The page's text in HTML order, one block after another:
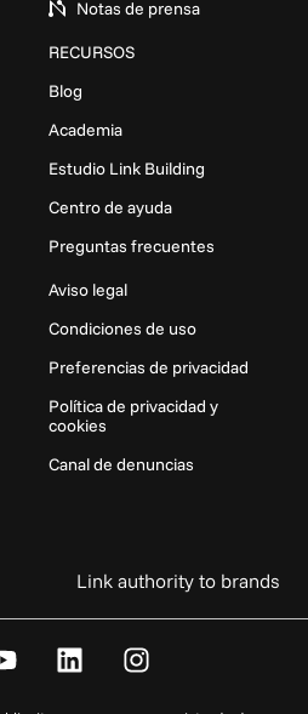
Notas de prensa
RECURSOS
Blog
Academia
Estudio Link Building
Centro de ayuda
Preguntas frecuentes
Aviso legal
Condiciones de uso
Preferencias de privacidad
Política de privacidad y
cookies
Canal de denuncias
Link authority to brands
Y
o
L
i
I
n